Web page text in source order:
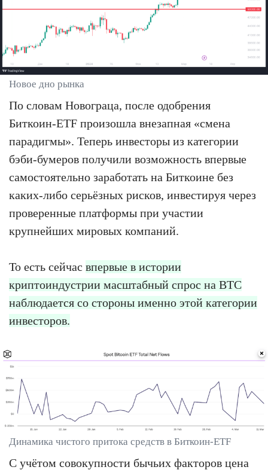
Новое дно рынка
По словам Новограца, после одобрения
Биткоин-ETF произошла внезапная «смена
парадигмы». Теперь инвесторы из категории
бэби-бумеров получили возможность впервые
самостоятельно заработать на Биткоине без
каких-либо серьёзных рисков, инвестируя через
проверенные платформы при участии
крупнейших мировых компаний.
То есть сейчас впервые в истории
криптоиндустрии масштабный спрос на BTC
наблюдается со стороны именно этой категории
инвесторов.
Динамика чистого притока средств в Биткоин-ETF
С учётом совокупности бычьих факторов цена